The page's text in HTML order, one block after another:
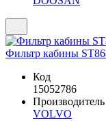
Фильтр кабины
Код
15052786
Производитель
VOLVO